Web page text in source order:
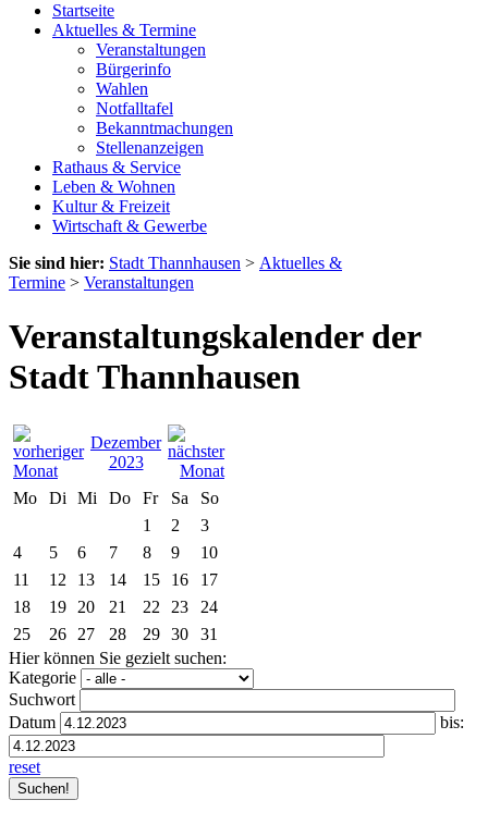
Startseite
Aktuelles & Termine
Veranstaltungen
Bürgerinfo
Wahlen
Notfalltafel
Bekanntmachungen
Stellenanzeigen
Rathaus & Service
Leben & Wohnen
Kultur & Freizeit
Wirtschaft & Gewerbe
Sie sind hier: Stadt Thannhausen > Aktuelles &
Termine > Veranstaltungen
Veranstaltungskalender der
Stadt Thannhausen
Dezember
2023
Mo
Di Mi Do Fr Sa
So
1
2
3
4
5 6 7 8 9
10
11
12 13 14 15 16
17
18
19 20 21 22 23
24
25
26 27 28 29 30
31
Hier können Sie gezielt suchen:
Kategorie
Suchwort
Datum
bis:
reset